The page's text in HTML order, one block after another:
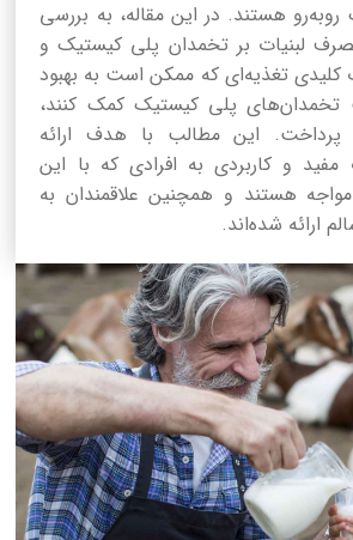
هستند. در این مقاله، به بررسی
لبنیات بر تخمدان پلی کیستیک و
کلیدی تغذیه‌ای که ممکن است به بهبود
پلی کیستیک کمک کنند،
پرداخت. این مطالب با هدف ارائه
مفید و کاربردی به افرادی که با این
مواجه هستند و همچنین علاقمندان به
ارائه شده‌اند.